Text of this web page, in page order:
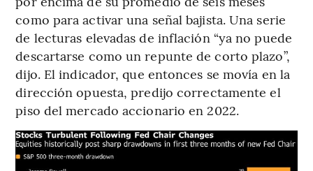
como para activar una señal bajista. Una serie
de lecturas elevadas de inflación “ya no puede
descartarse como un repunte de corto plazo”,
dijo. El indicador, que entonces se movía en la
dirección opuesta, predijo correctamente el
piso del mercado accionario en 2022.